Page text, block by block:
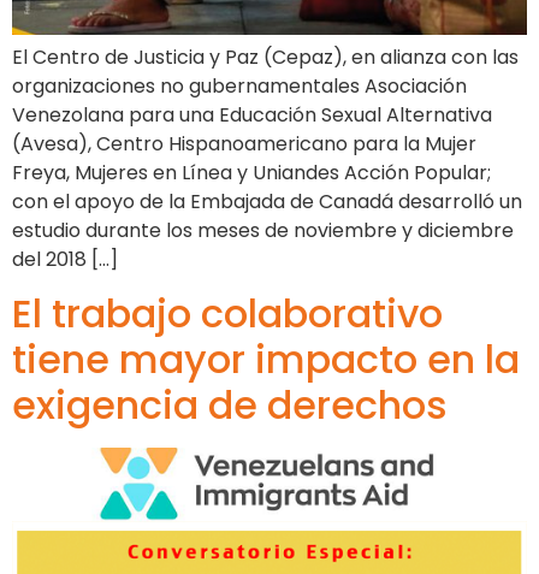
El Centro de Justicia y Paz (Cepaz), en alianza con las
organizaciones no gubernamentales Asociación
Venezolana para una Educación Sexual Alternativa
(Avesa), Centro Hispanoamericano para la Mujer
Freya, Mujeres en Línea y Uniandes Acción Popular;
con el apoyo de la Embajada de Canadá desarrolló un
estudio durante los meses de noviembre y diciembre
del 2018 […]
El trabajo colaborativo
tiene mayor impacto en la
exigencia de derechos